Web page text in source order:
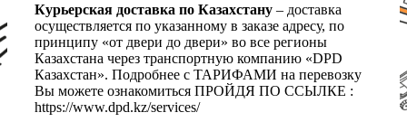
Курьерская доставка по Казахстану – доставка
осуществляется по указанному в заказе адресу, по
принципу «от двери до двери» во все регионы
Казахстана через транспортную компанию «DPD
Казахстан». Подробнее с ТАРИФАМИ на перевозку
Вы можете ознакомиться ПРОЙДЯ ПО ССЫЛКЕ :
https://www.dpd.kz/services/